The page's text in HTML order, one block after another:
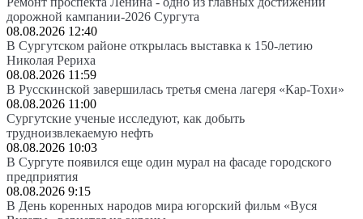
дорожной кампании-2026 Сургута
08.08.2026 12:40
В Сургутском районе открылась выставка к 150-летию
Николая Рериха
08.08.2026 11:59
В Русскинской завершилась третья смена лагеря «Кар-Тохи»
08.08.2026 11:00
Сургутские ученые исследуют, как добыть
трудноизвлекаемую нефть
08.08.2026 10:03
В Сургуте появился еще один мурал на фасаде городского
предприятия
08.08.2026 9:15
В День коренных народов мира югорский фильм «Вуся